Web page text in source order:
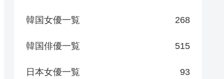
韓国女優一覧 268
韓国俳優一覧 515
日本女優一覧 93